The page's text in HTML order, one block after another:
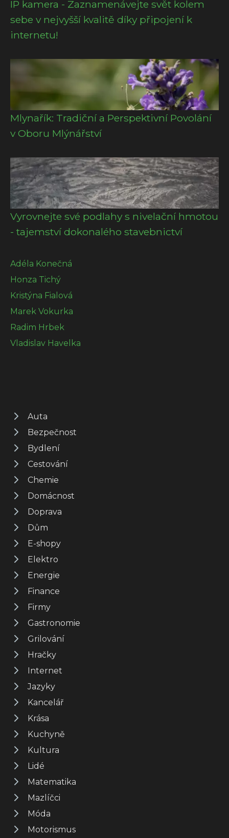
IP kamera - Zaznamenávejte svět kolem
sebe v nejvyšší kvalitě díky připojení k
internetu!
Mlynařík: Tradiční a Perspektivní Povolání
v Oboru Mlýnářství
Vyrovnejte své podlahy s nivelační hmotou
- tajemství dokonalého stavebnictví
Adéla Konečná
Honza Tichý
Kristýna Fialová
Marek Vokurka
Radim Hrbek
Vladislav Havelka
Auta
Bezpečnost
Bydlení
Cestování
Chemie
Domácnost
Doprava
Dům
E-shopy
Elektro
Energie
Finance
Firmy
Gastronomie
Grilování
Hračky
Internet
Jazyky
Kancelář
Krása
Kuchyně
Kultura
Lidé
Matematika
Mazlíčci
Móda
Motorismus